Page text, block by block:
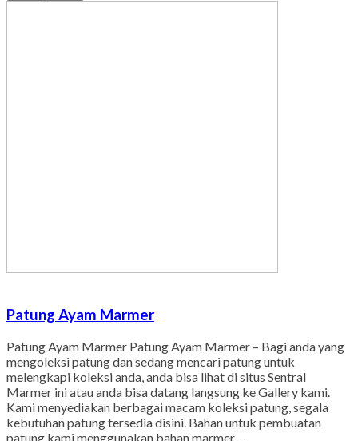
Patung Ayam Marmer
Patung Ayam Marmer Patung Ayam Marmer – Bagi anda yang
mengoleksi patung dan sedang mencari patung untuk
melengkapi koleksi anda, anda bisa lihat di situs Sentral
Marmer ini atau anda bisa datang langsung ke Gallery kami.
Kami menyediakan berbagai macam koleksi patung, segala
kebutuhan patung tersedia disini. Bahan untuk pembuatan
patung kami menggunakan bahan marmer…